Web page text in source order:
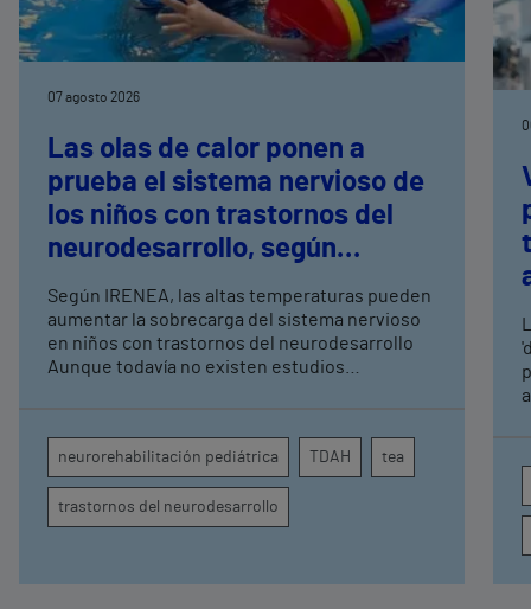
07 agosto 2026
Las olas de calor ponen a
prueba el sistema nervioso de
los niños con trastornos del
neurodesarrollo, según
neurorrehabilitación
pediátrica de Vithas
Según IRENEA, las altas temperaturas pueden
aumentar la sobrecarga del sistema nervioso
en niños con trastornos del neurodesarrollo
Aunque todavía no existen estudios
atención, la regulación emocional y la
conducta
neurorehabilitación pediátrica TDAH tea
trastornos del neurodesarrollo